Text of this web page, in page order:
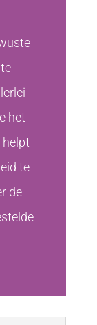
het
helpt
te
de